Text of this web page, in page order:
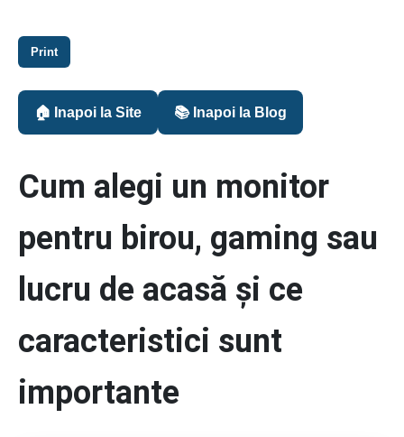
Print
🏠 Inapoi la Site 📚 Inapoi la Blog
Cum alegi un monitor
pentru birou, gaming sau
lucru de acasă și ce
caracteristici sunt
importante